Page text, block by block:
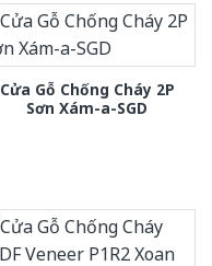
Cửa Gỗ Chống Cháy 2P
Sơn Xám-a-SGD